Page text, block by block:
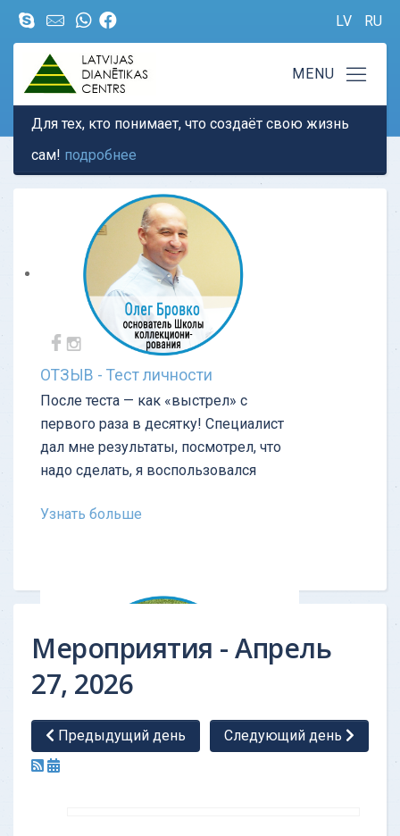
LV RU
Для тех, кто понимает, что создаёт свою жизнь
сам! подробнее
ОТЗЫВ - Тест личности
После теста — как «выстрел» с
первого раза в десятку! Cпециалист
дал мне результаты, посмотрел, что
надо сделать, я воспользовался
Узнать больше
ОТЗЫВ - Тест личности
Мероприятия - Апрель
27, 2026
Предыдущий день Следующий день